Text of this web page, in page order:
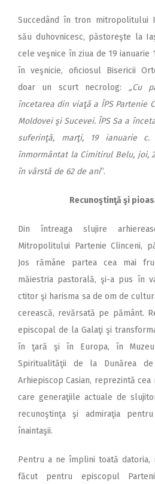
Succedând în tron mitropolitului
său duhovnicesc, păstoreşte la
cele veşnice în ziua de 19 ianuarie
în veşnicie, oficiosul Bisericii
doar un scurt necrolog: „Cu
încetarea din viaţă a ÎPS Partenie
Moldovei şi Sucevei. ÎPS Sa a
suferinţă, marţi, 19 ianuarie
înmormântat la Cimitirul Belu, joi,
în vârstă de 62 de ani”.
Recunoştinţă şi
Din întreaga slujire
Mitropolitului Partenie Clinceni,
Jos rămâne partea cea mai
măiestria pastorală, şi-a pus în
ctitor şi harisma sa de om de
cerească, revărsată pe pământ.
episcopal de la Galaţi şi
în ţară şi în Europa, în
Spiritualităţii de la Dunărea
Arhiepiscop Casian, reprezintă
care generaţiile actuale de
recunoştinţa şi admiraţia
înaintaşii.
Pentru a ne împlini toată datoria,
făcut pentru episcopul